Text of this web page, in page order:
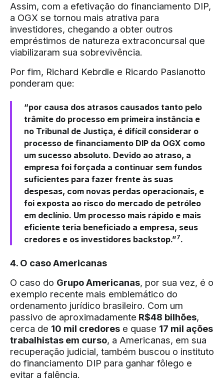
Assim, com a efetivação do financiamento DIP,
a OGX se tornou mais atrativa para
investidores, chegando a obter outros
empréstimos de natureza extraconcursal que
viabilizaram sua sobrevivência.
Por fim, Richard Kebrdle e Ricardo Pasianotto
ponderam que:
“por causa dos atrasos causados tanto pelo
trâmite do processo em primeira instância e
no Tribunal de Justiça, é difícil considerar o
processo de financiamento DIP da OGX como
um sucesso absoluto. Devido ao atraso, a
empresa foi forçada a continuar sem fundos
suficientes para fazer frente às suas
despesas, com novas perdas operacionais, e
foi exposta ao risco do mercado de petróleo
em declínio. Um processo mais rápido e mais
eficiente teria beneficiado a empresa, seus
credores e os investidores backstop.”7.
4. O caso Americanas
O caso do Grupo Americanas, por sua vez, é o
exemplo recente mais emblemático do
ordenamento jurídico brasileiro. Com um
passivo de aproximadamente R$48 bilhões,
cerca de 10 mil credores e quase 17 mil ações
trabalhistas em curso, a Americanas, em sua
recuperação judicial, também buscou o instituto
do financiamento DIP para ganhar fôlego e
evitar a falência.